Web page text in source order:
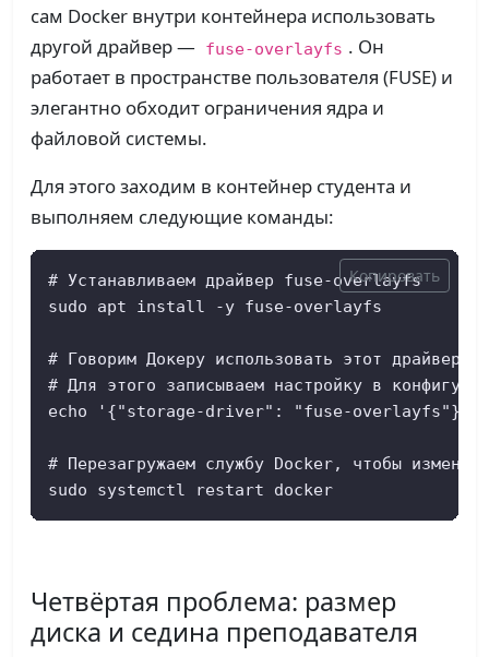
сам Docker внутри контейнера использовать
другой драйвер — fuse-overlayfs . Он
работает в пространстве пользователя (FUSE) и
элегантно обходит ограничения ядра и
файловой системы.
Для этого заходим в контейнер студента и
выполняем следующие команды:
# Устанавливаем драйвер fuse-overlayfs
sudo apt install -y fuse-overlayfs
# Говорим Докеру использовать этот драйвер
# Для этого записываем настройку в
echo '{"storage-driver": "fuse-overlayfs"}' |
# Перезагружаем службу Docker, чтобы
sudo systemctl restart docker
Копировать
Четвёртая проблема: размер
диска и седина преподавателя